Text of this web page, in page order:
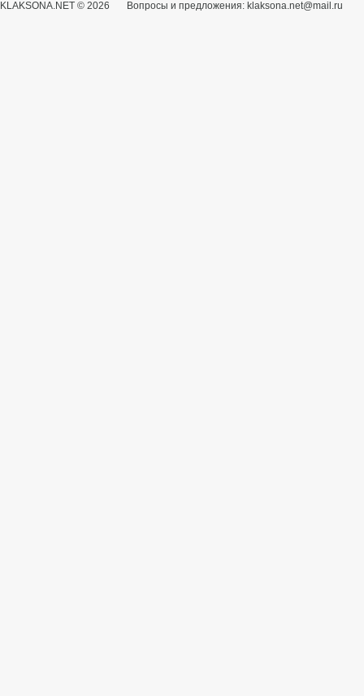
KLAKSONA.NET © 2026 Вопросы и предложения: klaksona.net@mail.ru